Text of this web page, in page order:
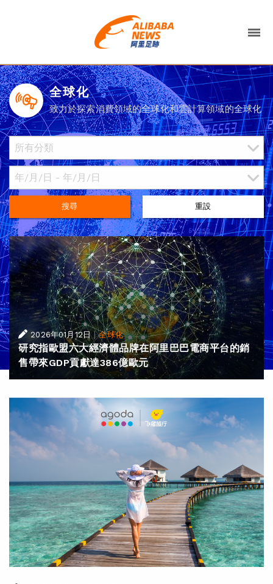
全球化
致力於探索消費領域的全球化和雲計算領域的全球化
搜尋 重設
2026年01月12日 |全球化
研究指歐盟六大經濟體品牌在阿里巴巴電商平台的銷
售帶來GDP貢獻達386億歐元